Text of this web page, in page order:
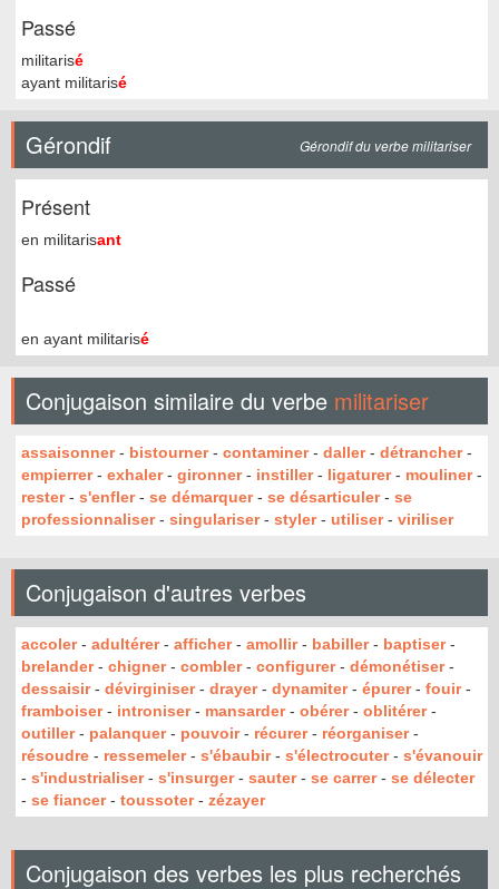
Passé
militarisé
ayant militarisé
Gérondif Gérondif du verbe militariser
Présent
en militarisant
Passé
en ayant militarisé
Conjugaison similaire du verbe militariser
assaisonner- bistourner- contaminer- daller- détrancher-
empierrer- exhaler- gironner- instiller- ligaturer- mouliner-
rester- s'enfler- se démarquer- se désarticuler- se
professionnaliser- singulariser- styler- utiliser- viriliser
Conjugaison d'autres verbes
accoler- adultérer- afficher- amollir- babiller- baptiser-
brelander- chigner- combler- configurer- démonétiser-
dessaisir- dévirginiser- drayer- dynamiter- épurer- fouir-
framboiser- introniser- mansarder- obérer- oblitérer-
outiller- palanquer- pouvoir- récurer- réorganiser-
résoudre - ressemeler- s'ébaubir- s'électrocuter- s'évanouir
- s'industrialiser- s'insurger- sauter- se carrer- se délecter
- se fiancer- toussoter- zézayer
Conjugaison des verbes les plus recherchés